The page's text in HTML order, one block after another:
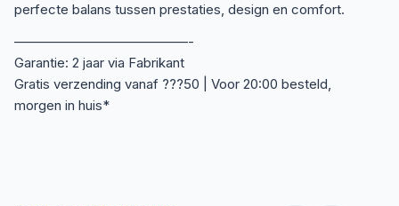
perfecte balans tussen prestaties, design en comfort.
—————————————-
Garantie: 2 jaar via Fabrikant
Gratis verzending vanaf ???50 | Voor 20:00 besteld,
morgen in huis*